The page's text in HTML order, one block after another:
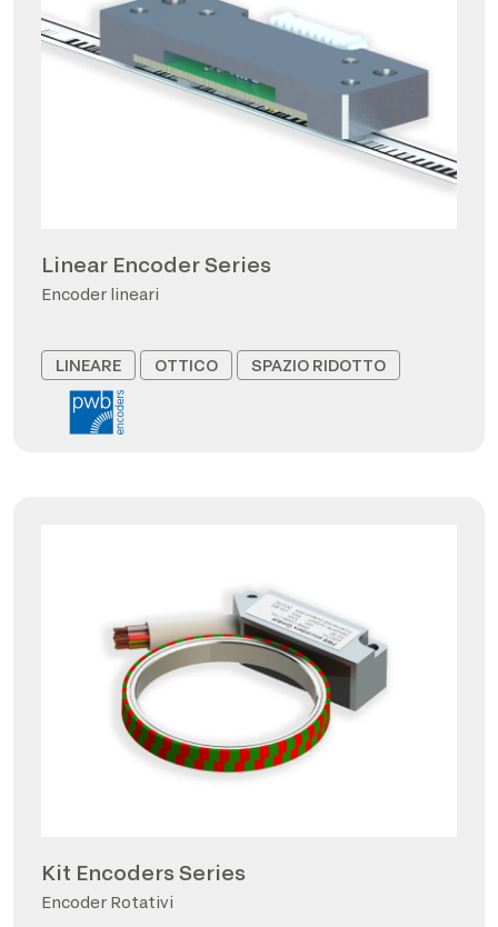
Linear Encoder Series
Encoder lineari
LINEARE OTTICO SPAZIO RIDOTTO
Kit Encoders Series
Encoder Rotativi